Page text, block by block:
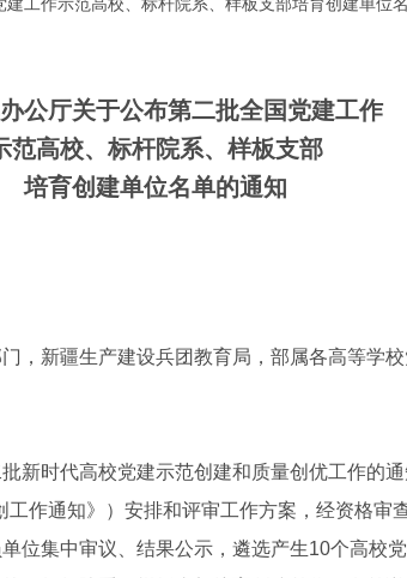
工作示范高校、标杆院系、样板支部培育创建单位名
公厅关于公布第二批全国党建工作
范高校、标杆院系、样板支部
培育创建单位名单的通知
，新疆生产建设兵团教育局，部属各高等学
时代高校党建示范创建和质量创优工作的通
工作通知》）安排和评审工作方案，经资格审
位集中审议、结果公示，遴选产生10个高校